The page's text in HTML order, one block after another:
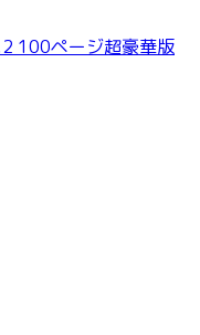
100ページ超豪華版